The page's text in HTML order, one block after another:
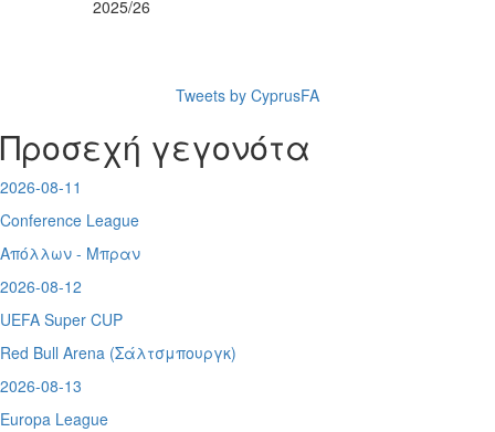
2025/26
Tweets by CyprusFA
Προσεχή γεγονότα
2026-08-11
Conference League
Απόλλων - Μπραν
2026-08-12
UEFA Super CUP
Red Bull Arena (Σάλτσμπουργκ)
2026-08-13
Europa League